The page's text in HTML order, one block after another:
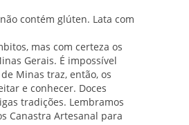
contém glúten. Lata com
mas com certeza os
Gerais. É impossível
Minas traz, então, os
e conhecer. Doces
tradições. Lembramos
Canastra Artesanal para